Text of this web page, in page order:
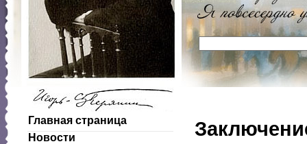
Главная страница
Новости